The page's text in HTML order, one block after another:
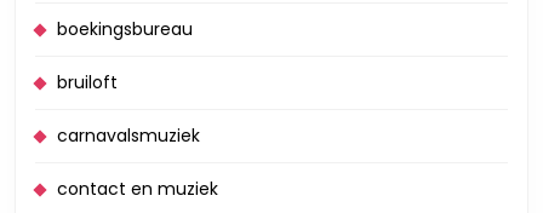
boekingsbureau
bruiloft
carnavalsmuziek
contact en muziek